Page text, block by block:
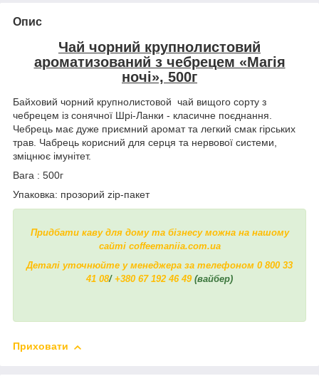
Опис
Чай чорний крупнолистовий
ароматизований з чебрецем «Магія
ночі», 500г
Байховий чорний крупнолистовой чай вищого сорту з
чебрецем із сонячної Шрі-Ланки - класичне поєднання.
Чебрець має дуже приємний аромат та легкий смак гірських
трав. Чабрець корисний для серця та нервової системи,
зміцнює імунітет.
Вага : 500г
Упаковка: прозорий zip-пакет
Придбати каву для дому та бізнесу можна на нашому
сайті coffeemaniia.com.ua
Деталі уточнюйте у менеджера за телефоном 0 800 33
41 08/ +380 67 192 46 49(вайбер)
Приховати